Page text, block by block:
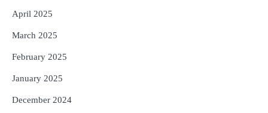
April 2025
March 2025
February 2025
January 2025
December 2024